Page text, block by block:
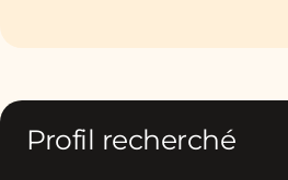
Profil recherché